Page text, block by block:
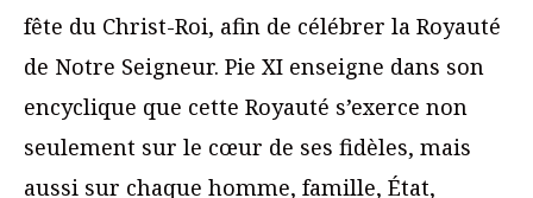
fête du Christ-Roi, afin de célébrer la Royauté
de Notre Seigneur. Pie XI enseigne dans son
encyclique que cette Royauté s’exerce non
seulement sur le cœur de ses fidèles, mais
aussi sur chaque homme, famille, État,